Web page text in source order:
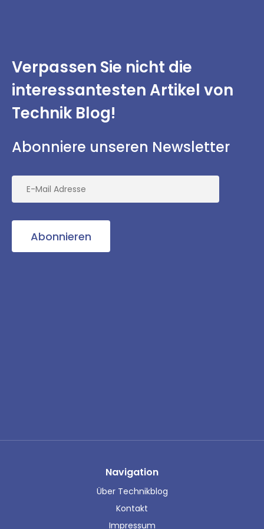
Verpassen Sie nicht die
interessantestenArtikel von
Technik Blog!
Abonniere unseren Newsletter
Abonnieren
Navigation
Über Technikblog
Kontakt
Impressum